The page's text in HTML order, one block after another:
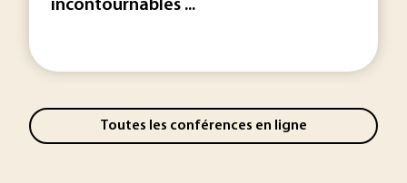
incontournables ...
Toutes les conférences en ligne